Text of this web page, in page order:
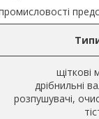
щіткові
дрібнильні
розпушувачі,